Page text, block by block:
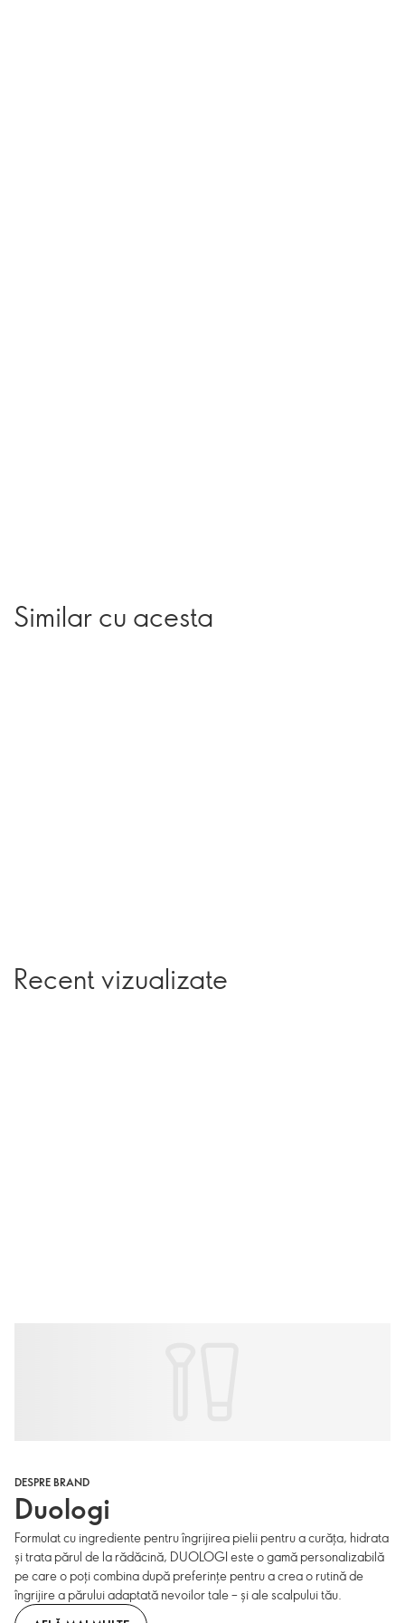
Similar cu acesta
Recent vizualizate
DESPRE BRAND
Duologi
Formulat cu ingrediente pentru îngrijirea pielii pentru a curăța, hidrata
și trata părul de la rădăcină, DUOLOGI este o gamă personalizabilă
pe care o poți combina după preferințe pentru a crea o rutină de
îngrijire a părului adaptată nevoilor tale – și ale scalpului tău.